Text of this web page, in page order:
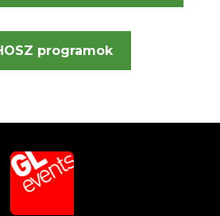
programok